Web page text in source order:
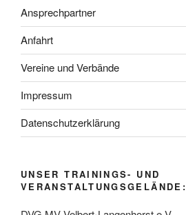
Ansprechpartner
Anfahrt
Vereine und Verbände
Impressum
Datenschutzerklärung
UNSER TRAININGS- UND
VERANSTALTUNGSGELÄNDE: